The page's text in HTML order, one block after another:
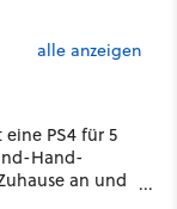
alle anzeigen
PS4 für 5
Hand-
an und